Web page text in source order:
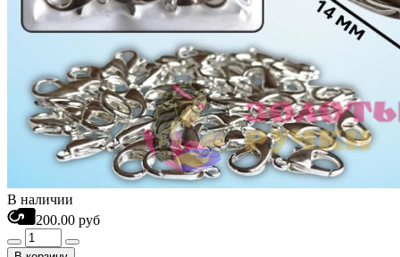
В наличии
200.00 руб